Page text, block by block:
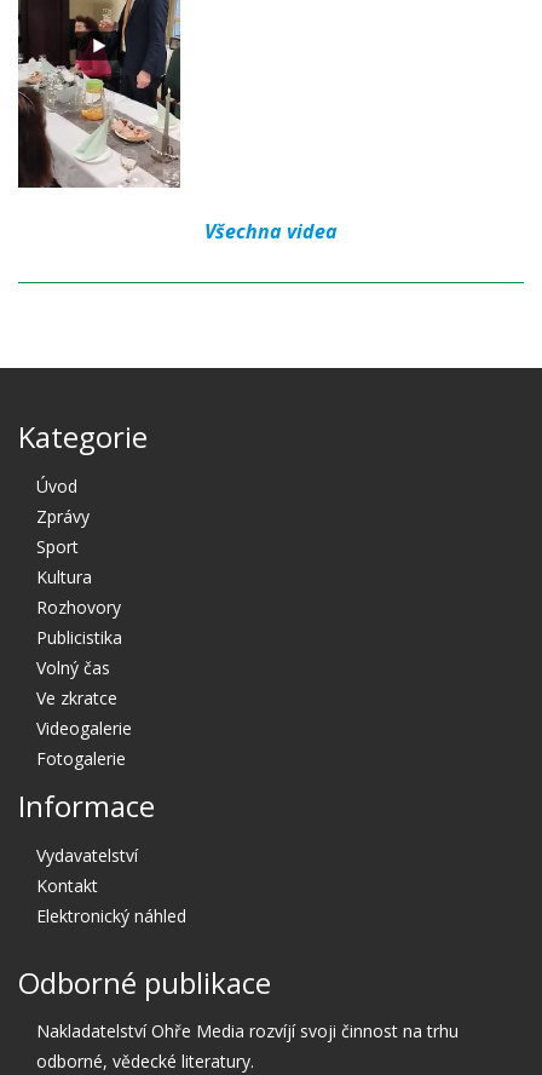
Všechna videa
Kategorie
Úvod
Zprávy
Sport
Kultura
Rozhovory
Publicistika
Volný čas
Ve zkratce
Videogalerie
Fotogalerie
Informace
Vydavatelství
Kontakt
Elektronický náhled
Odborné publikace
Nakladatelství Ohře Media rozvíjí svoji činnost na trhu
odborné, vědecké literatury.